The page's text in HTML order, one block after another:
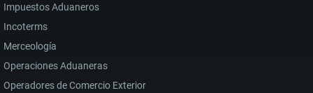
Impuestos Aduaneros
Incoterms
Merceología
Operaciones Aduaneras
Operadores de Comercio Exterior